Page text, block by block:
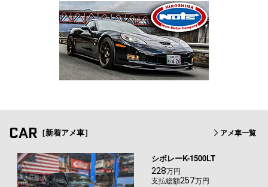
CAR ［新着アメ車］ アメ車一覧
シボレーK-1500LT
228万円
支払総額257万円